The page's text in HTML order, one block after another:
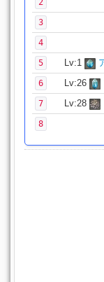
2
3
4
5 Lv:1
6 Lv:26
7 Lv:28
8